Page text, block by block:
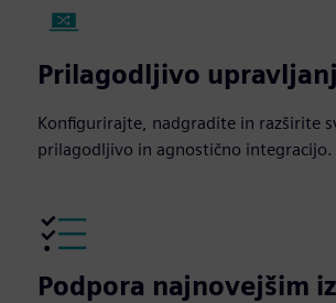
Prilagodljivo
Konfigurirajte, nadgradite in razširite
prilagodljivo in agnostično integracijo.
Podpora najnovejšim